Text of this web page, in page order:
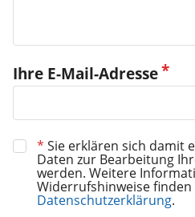
Ihre E-Mail-Adresse
* Sie erklären sich damit
Daten zur Bearbeitung
werden. Weitere
Widerrufshinweise finden
Datenschutzerklärung.